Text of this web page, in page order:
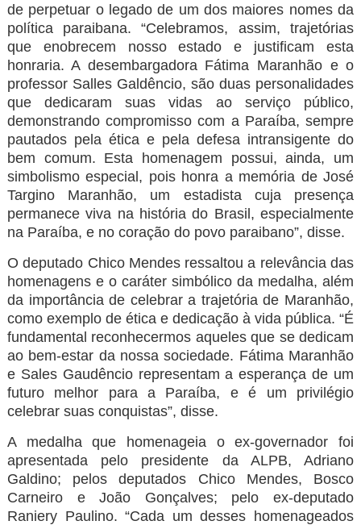
de perpetuar o legado de um dos maiores nomes da
política paraibana. “Celebramos, assim, trajetórias
que enobrecem nosso estado e justificam esta
honraria. A desembargadora Fátima Maranhão e o
professor Salles Galdêncio, são duas personalidades
que dedicaram suas vidas ao serviço público,
demonstrando compromisso com a Paraíba, sempre
pautados pela ética e pela defesa intransigente do
bem comum. Esta homenagem possui, ainda, um
simbolismo especial, pois honra a memória de José
Targino Maranhão, um estadista cuja presença
permanece viva na história do Brasil, especialmente
na Paraíba, e no coração do povo paraibano”, disse.
O deputado Chico Mendes ressaltou a relevância das
homenagens e o caráter simbólico da medalha, além
da importância de celebrar a trajetória de Maranhão,
como exemplo de ética e dedicação à vida pública. “É
fundamental reconhecermos aqueles que se dedicam
ao bem-estar da nossa sociedade. Fátima Maranhão
e Sales Gaudêncio representam a esperança de um
futuro melhor para a Paraíba, e é um privilégio
celebrar suas conquistas”, disse.
A medalha que homenageia o ex-governador foi
apresentada pelo presidente da ALPB, Adriano
Galdino; pelos deputados Chico Mendes, Bosco
Carneiro e João Gonçalves; pelo ex-deputado
Raniery Paulino. “Cada um desses homenageados